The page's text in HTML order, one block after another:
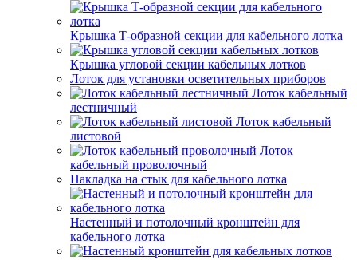
Крышка Т-образной секции для кабельного лотка
Крышка угловой секции кабельных лотков
Лоток для установки осветительных приборов
Лоток кабельный
лестничный
Лоток кабельный
листовой
Лоток
кабельный проволочный
Накладка на стык для кабельного лотка
Настенный и потолочный кронштейн для
кабельного лотка